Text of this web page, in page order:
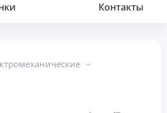
Контакты